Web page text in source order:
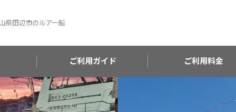
県田辺市のルアー船
ご利用ガイド ご利用料金